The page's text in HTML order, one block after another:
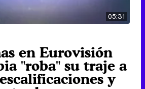
05:31
en Eurovisión
"roba" su traje a
y